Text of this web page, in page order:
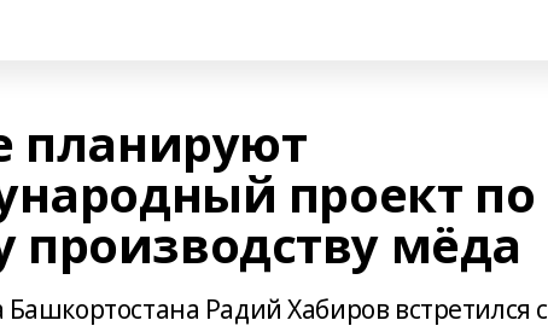
планируют
проект по
мёда
Радий Хабиров встретился с